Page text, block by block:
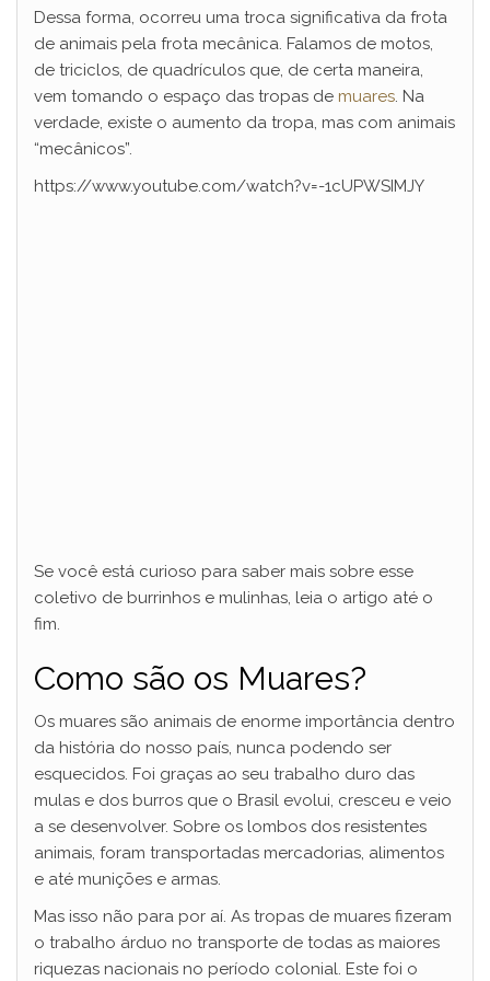
Dessa forma, ocorreu uma troca significativa da frota
de animais pela frota mecânica. Falamos de motos,
de triciclos, de quadrículos que, de certa maneira,
vem tomando o espaço das tropas de muares. Na
verdade, existe o aumento da tropa, mas com animais
“mecânicos”.
https://www.youtube.com/watch?v=-1cUPWSIMJY
Se você está curioso para saber mais sobre esse
coletivo de burrinhos e mulinhas, leia o artigo até o
fim.
Como são os Muares?
Os muares são animais de enorme importância dentro
da história do nosso país, nunca podendo ser
esquecidos. Foi graças ao seu trabalho duro das
mulas e dos burros que o Brasil evolui, cresceu e veio
a se desenvolver. Sobre os lombos dos resistentes
animais, foram transportadas mercadorias, alimentos
e até munições e armas.
Mas isso não para por aí. As tropas de muares fizeram
o trabalho árduo no transporte de todas as maiores
riquezas nacionais no período colonial. Este foi o